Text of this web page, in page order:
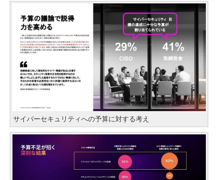
サイバーセキュリティへの予算に対する考え